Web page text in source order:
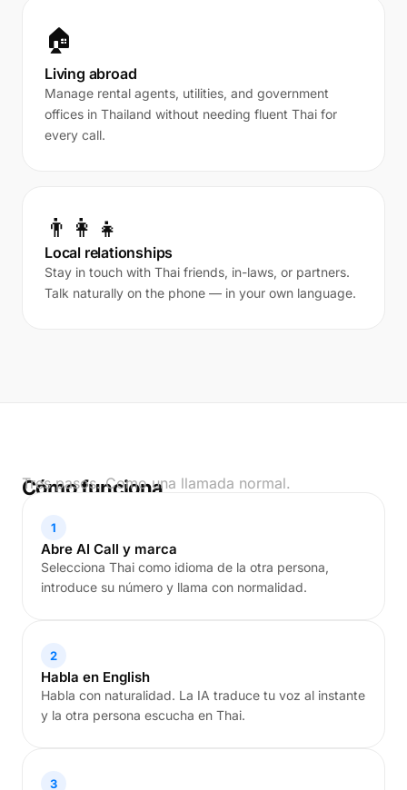
🏠
Living abroad
Manage rental agents, utilities, and government
offices in Thailand without needing fluent Thai for
every call.
👨‍👩‍👧
Local relationships
Stay in touch with Thai friends, in-laws, or partners.
Talk naturally on the phone — in your own language.
Cómo funciona
Tres pasos. Como una llamada normal.
1
Abre AI Call y marca
Selecciona Thai como idioma de la otra persona,
introduce su número y llama con normalidad.
2
Habla en English
Habla con naturalidad. La IA traduce tu voz al instante
y la otra persona escucha en Thai.
3